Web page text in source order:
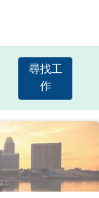
尋找工
作